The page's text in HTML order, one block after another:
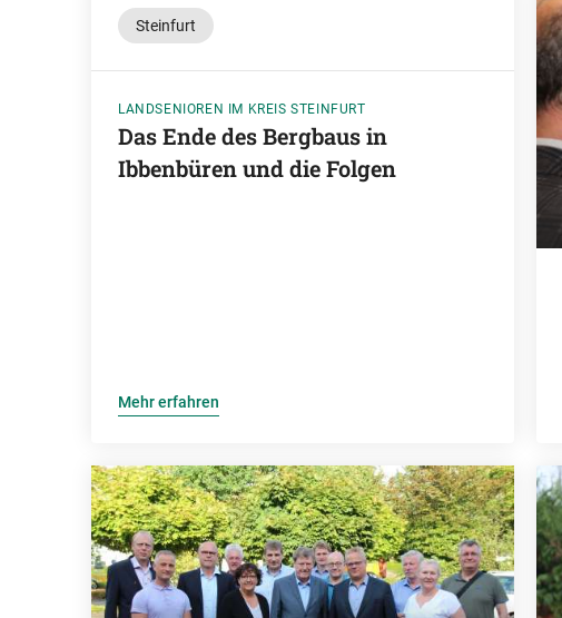
Steinfurt
LANDSENIOREN IM KREIS STEINFURT
Das Ende des Bergbaus in
Ibbenbüren und die Folgen
Mehr erfahren